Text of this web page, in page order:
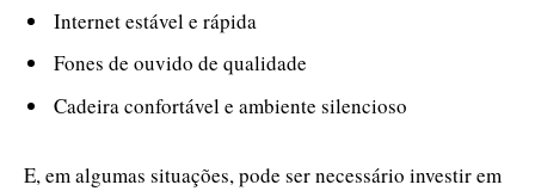
Internet estável e rápida
Fones de ouvido de qualidade
Cadeira confortável e ambiente silencioso
E, em algumas situações, pode ser necessário investir em